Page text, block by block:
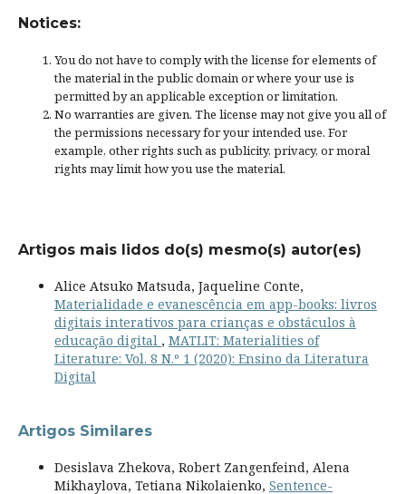
Notices:
You do not have to comply with the license for elements of
the material in the public domain or where your use is
permitted by an applicable exception or limitation.
No warranties are given. The license may not give you all of
the permissions necessary for your intended use. For
example, other rights such as publicity, privacy, or moral
rights may limit how you use the material.
Artigos mais lidos do(s) mesmo(s) autor(es)
Alice Atsuko Matsuda, Jaqueline Conte,
Materialidade e evanescência em app-books: livros
digitais interativos para crianças e obstáculos à
educação digital , MATLIT: Materialities of
Literature: Vol. 8 N.º 1 (2020): Ensino da Literatura
Digital
Artigos Similares
Desislava Zhekova, Robert Zangenfeind, Alena
Mikhaylova, Tetiana Nikolaienko, Sentence-